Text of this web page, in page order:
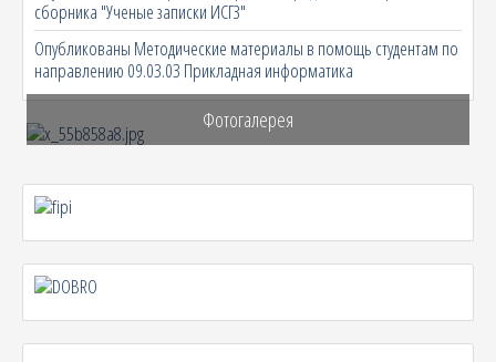
сборника "Ученые записки ИСГЗ"
Опубликованы Методические материалы в помощь студентам по
направлению 09.03.03 Прикладная информатика
Фотогалерея